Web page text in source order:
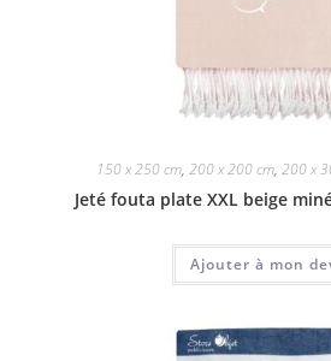
150 x 250 cm, 200 x 200 cm, 200 x
Jeté fouta plate XXL beige
Ajouter à mon